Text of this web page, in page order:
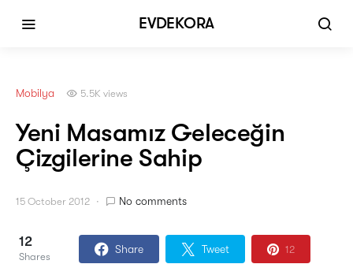
EVDEKORA
Mobilya 5.5K views
Yeni Masamız Geleceğin
Çizgilerine Sahip
15 October 2012 No comments
12
Shares
Share Tweet 12